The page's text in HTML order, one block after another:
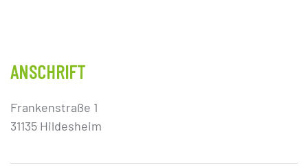
ANSCHRIFT
Frankenstraße 1
31135 Hildesheim